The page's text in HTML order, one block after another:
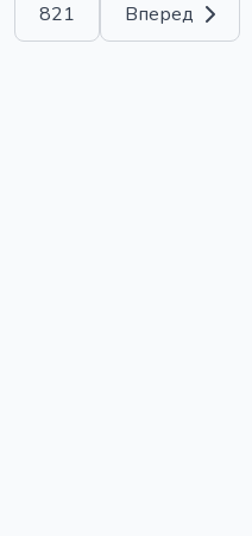
821 Вперед